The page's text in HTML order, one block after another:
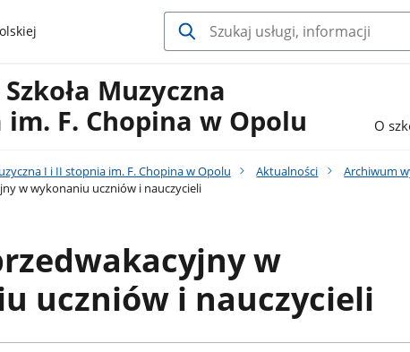
Muzyczna
F. Chopina w Opolu
O
I i II stopnia im. F. Chopina w Opolu Aktualności Archiwum
w wykonaniu uczniów i nauczycieli
w
uczniów i nauczycieli